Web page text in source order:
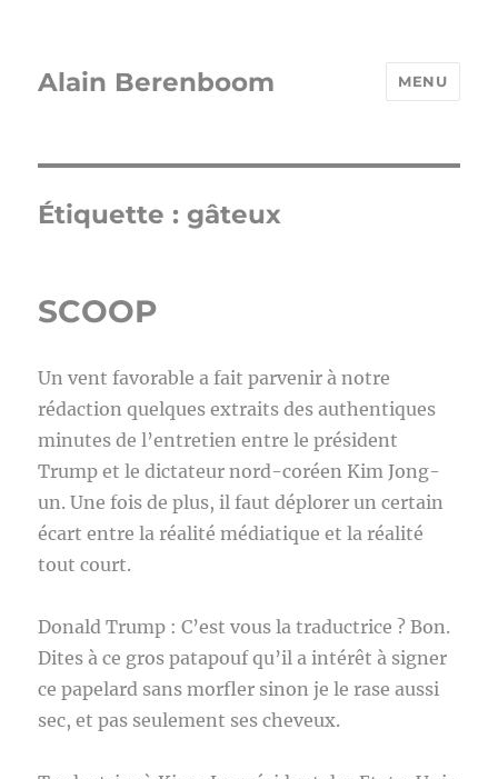
Alain Berenboom MENU
Étiquette :gâteux
SCOOP
Un vent favorable a fait parvenir à notre
rédaction quelques extraits des authentiques
minutes de l’entretien entre le président
Trump et le dictateur nord-coréen Kim Jong-
un. Une fois de plus, il faut déplorer un certain
écart entre la réalité médiatique et la réalité
tout court.
Donald Trump : C’est vous la traductrice ? Bon.
Dites à ce gros patapouf qu’il a intérêt à signer
ce papelard sans morfler sinon je le rase aussi
sec, et pas seulement ses cheveux.